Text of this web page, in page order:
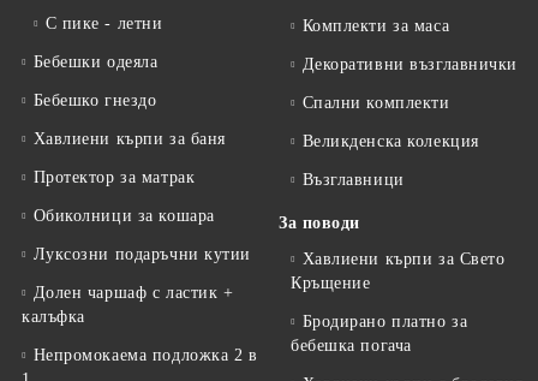
С пике - летни
Бебешки одеяла
Бебешко гнездо
Хавлиени кърпи за баня
Протектор за матрак
Обиколници за кошара
Луксозни подаръчни кутии
Долен чаршаф с ластик +
калъфка
Непромокаема подложка 2 в
Комплекти за маса
Декоративни възглавнички
Спални комплекти
Великденска колекция
Възглавници
За поводи
Хавлиени кърпи за Свето
Кръщение
Бродирано платно за
бебешка погача